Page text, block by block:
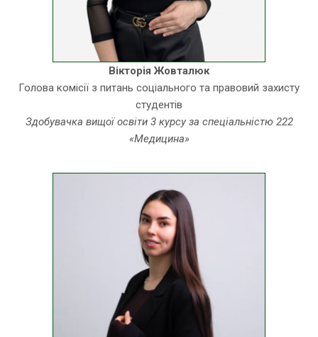
Вікторія Жовталюк
Голова комісії з питань соціального та правовий захисту
студентів
Здобувачка вищої освіти 3 курсу за спеціальністю 222
«Медицина»